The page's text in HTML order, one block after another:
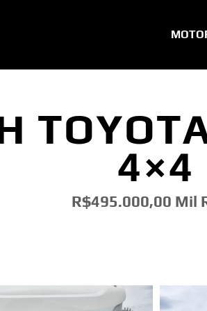
4×4
R$495.000,00 Mil